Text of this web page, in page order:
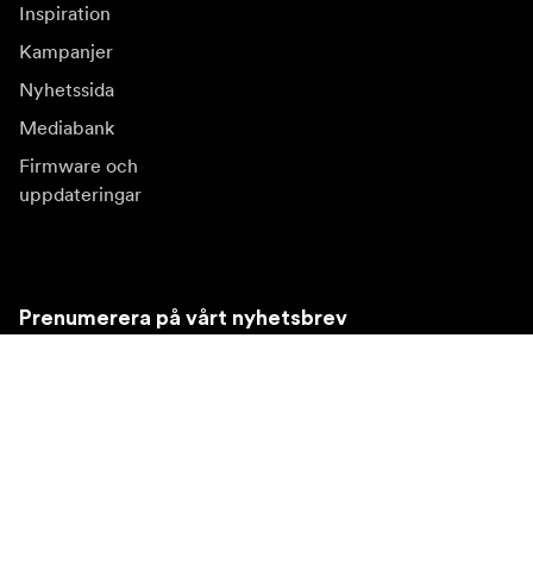
Inspiration
Kampanjer
Nyhetssida
Mediabank
Firmware och
uppdateringar
Prenumerera på vårt nyhetsbrev